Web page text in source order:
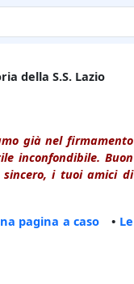
della S.S. Lazio
già nel firmamento
inconfondibile. Buon
sincero, i tuoi amici di
pagina a caso • Le